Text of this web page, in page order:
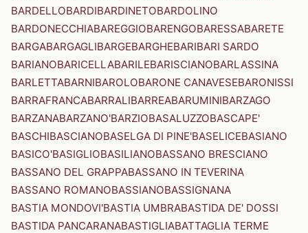
BARDELLOBARDIBARDINETOBARDOLINO
BARDONECCHIABAREGGIOBARENGOBARESSABARETE
BARGABARGAGLIBARGEBARGHEBARIBARI SARDO
BARIANOBARICELLABARILEBARISCIANOBARLASSINA
BARLETTABARNIBAROLOBARONE CANAVESEBARONISSI
BARRAFRANCABARRALIBARREABARUMINIBARZAGO
BARZANABARZANO'BARZIOBASALUZZOBASCAPE'
BASCHIBASCIANOBASELGA DI PINE'BASELICEBASIANO
BASICO'BASIGLIOBASILIANOBASSANO BRESCIANO
BASSANO DEL GRAPPABASSANO IN TEVERINA
BASSANO ROMANOBASSIANOBASSIGNANA
BASTIA MONDOVI'BASTIA UMBRABASTIDA DE' DOSSI
BASTIDA PANCARANABASTIGLIABATTAGLIA TERME